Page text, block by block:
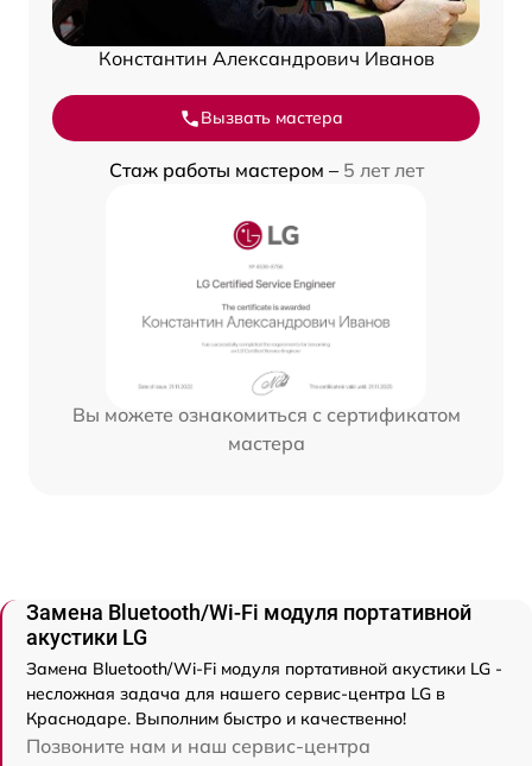
Константин Александрович Иванов
Вызвать мастера
Стаж работы мастером – 5 лет лет
Вы можете ознакомиться с сертификатом
мастера
Замена Bluetooth/Wi-Fi модуля портативной
акустики LG
Замена Bluetooth/Wi-Fi модуля портативной акустики LG -
несложная задача для нашего сервис-центра LG в
Краснодаре. Выполним быстро и качественно!
Позвоните нам и наш сервис-центра